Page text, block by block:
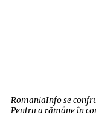
RomaniaInfo se
Pentru a rămâne în